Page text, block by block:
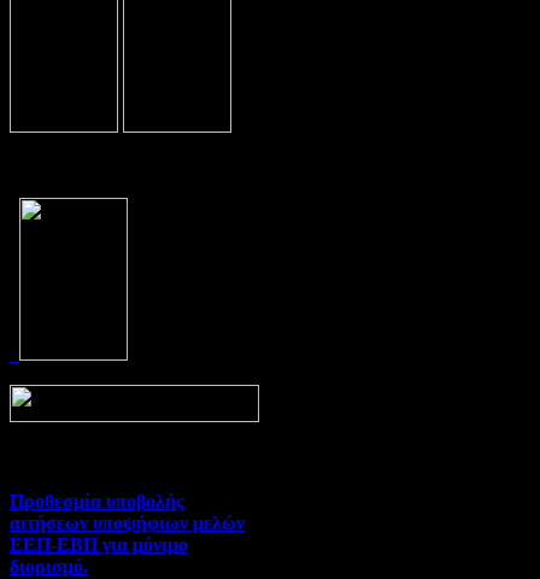
Προθεσμία υποβολής
αιτήσεων υποψήφιων μελών
ΕΕΠ-ΕΒΠ για μόνιμο
διορισμό.